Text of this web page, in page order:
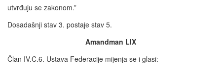
utvrđuju se zakonom.”
Dosadašnji stav 3. postaje stav 5.
Amandman LIX
Član IV.C.6. Ustava Federacije mijenja se i glasi: